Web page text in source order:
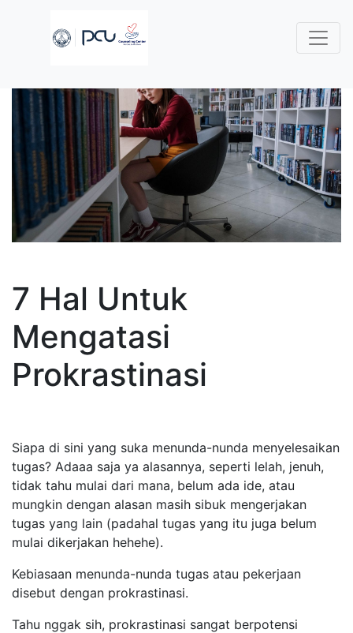
7 Hal Untuk
Mengatasi
Prokrastinasi
Siapa di sini yang suka menunda-nunda menyelesaikan
tugas? Adaaa saja ya alasannya, seperti lelah, jenuh,
tidak tahu mulai dari mana, belum ada ide, atau
mungkin dengan alasan masih sibuk mengerjakan
tugas yang lain (padahal tugas yang itu juga belum
mulai dikerjakan hehehe).
Kebiasaan menunda-nunda tugas atau pekerjaan
disebut dengan prokrastinasi.
Tahu nggak sih, prokrastinasi sangat berpotensi